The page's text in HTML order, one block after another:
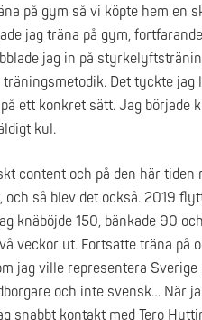
på gym så vi köpte hem en
jag träna på gym,
jag in på
Det tyckte jag
ett konkret sätt. Jag började
kul.
content och på den här tiden
så blev det också. 2019
knäböjde 150, bänkade 90
veckor ut. Fortsatte träna på
jag ville representera Sverige
och inte svensk… När
snabbt kontakt med Tero